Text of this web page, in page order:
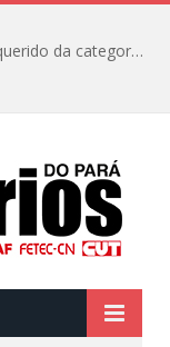
8 de fevereiro: O bloco de carnaval mais querido da categoria já tem data. Vem pro CarnaBancários 2025!